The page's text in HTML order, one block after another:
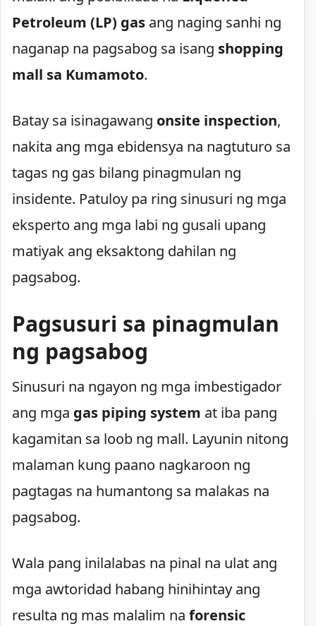
Petroleum (LP) gas ang naging sanhi ng
naganap na pagsabog sa isang shopping
mall sa Kumamoto.
Batay sa isinagawang onsite inspection,
nakita ang mga ebidensya na nagtuturo sa
tagas ng gas bilang pinagmulan ng
insidente. Patuloy pa ring sinusuri ng mga
eksperto ang mga labi ng gusali upang
matiyak ang eksaktong dahilan ng
pagsabog.
Pagsusuri sa pinagmulan
ng pagsabog
Sinusuri na ngayon ng mga imbestigador
ang mga gas piping system at iba pang
kagamitan sa loob ng mall. Layunin nitong
malaman kung paano nagkaroon ng
pagtagas na humantong sa malakas na
pagsabog.
Wala pang inilalabas na pinal na ulat ang
mga awtoridad habang hinihintay ang
resulta ng mas malalim na forensic